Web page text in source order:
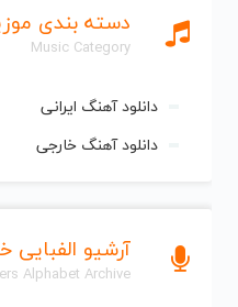
دسته بندی
Music Category
دانلود آهنگ ایرانی
دانلود آهنگ خارجی
آرشیو الفبایی
Alphabet Archive